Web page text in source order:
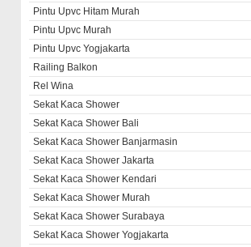
Pintu Upvc Hitam Murah
Pintu Upvc Murah
Pintu Upvc Yogjakarta
Railing Balkon
Rel Wina
Sekat Kaca Shower
Sekat Kaca Shower Bali
Sekat Kaca Shower Banjarmasin
Sekat Kaca Shower Jakarta
Sekat Kaca Shower Kendari
Sekat Kaca Shower Murah
Sekat Kaca Shower Surabaya
Sekat Kaca Shower Yogjakarta